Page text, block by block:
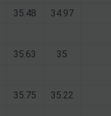
35.48
34.97
35.63
35
35.75
35.22